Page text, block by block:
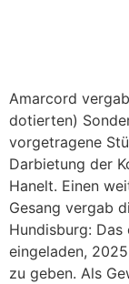
Amarcord
dotierten)
vorgetragene
Darbietung der
Hanelt. Einen
Gesang vergab
Hundisburg:
eingeladen,
zu geben. Als